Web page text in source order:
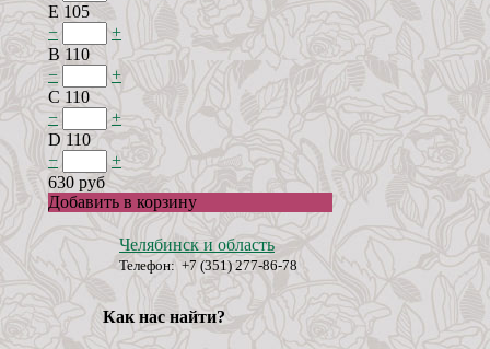
E 105
−
+
B 110
−
+
C 110
−
+
D 110
−
+
630 руб
Добавить в корзину
Челябинск и область
Телефон: +7 (351) 277-86-78
Как нас найти?